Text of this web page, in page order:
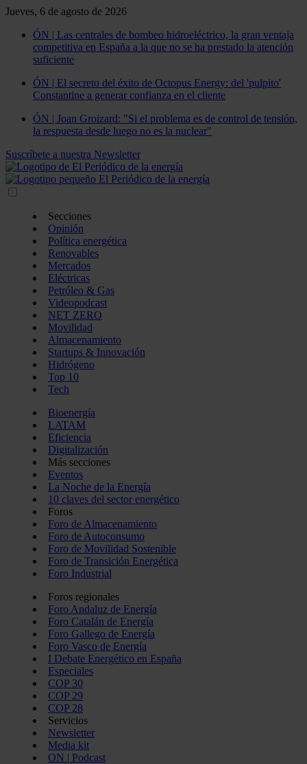
Jueves, 6 de agosto de 2026
ÓN | Las centrales de bombeo hidroeléctrico, la gran ventaja
competitiva en España a la que no se ha prestado la atención
suficiente
ÓN | El secreto del éxito de Octopus Energy: del 'pulpito'
Constantine a generar confianza en el cliente
ÓN | Joan Groizard: "Si el problema es de control de tensión,
la respuesta desde luego no es la nuclear"
Suscríbete a nuestra Newsletter
Secciones
Opinión
Política energética
Renovables
Mercados
Eléctricas
Petróleo & Gas
Videopodcast
NET ZERO
Movilidad
Almacenamiento
Startups & Innovación
Hidrógeno
Top 10
Tech
Bioenergía
LATAM
Eficiencia
Digitalización
Más secciones
Eventos
La Noche de la Energía
10 claves del sector energético
Foros
Foro de Almacenamiento
Foro de Autoconsumo
Foro de Movilidad Sostenible
Foro de Transición Energética
Foro Industrial
Foros regionales
Foro Andaluz de Energía
Foro Catalán de Energía
Foro Gallego de Energía
Foro Vasco de Energía
I Debate Energético en España
Especiales
COP 30
COP 29
COP 28
Servicios
Newsletter
Media kit
ON | Podcast